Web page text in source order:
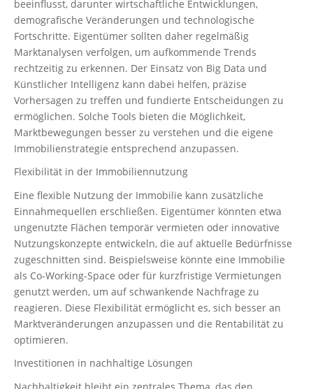
beeinflusst, darunter wirtschaftliche Entwicklungen,
demografische Veränderungen und technologische
Fortschritte. Eigentümer sollten daher regelmäßig
Marktanalysen verfolgen, um aufkommende Trends
rechtzeitig zu erkennen. Der Einsatz von Big Data und
Künstlicher Intelligenz kann dabei helfen, präzise
Vorhersagen zu treffen und fundierte Entscheidungen zu
ermöglichen. Solche Tools bieten die Möglichkeit,
Marktbewegungen besser zu verstehen und die eigene
Immobilienstrategie entsprechend anzupassen.
Flexibilität in der Immobiliennutzung
Eine flexible Nutzung der Immobilie kann zusätzliche
Einnahmequellen erschließen. Eigentümer könnten etwa
ungenutzte Flächen temporär vermieten oder innovative
Nutzungskonzepte entwickeln, die auf aktuelle Bedürfnisse
zugeschnitten sind. Beispielsweise könnte eine Immobilie
als Co-Working-Space oder für kurzfristige Vermietungen
genutzt werden, um auf schwankende Nachfrage zu
reagieren. Diese Flexibilität ermöglicht es, sich besser an
Marktveränderungen anzupassen und die Rentabilität zu
optimieren.
Investitionen in nachhaltige Lösungen
Nachhaltigkeit bleibt ein zentrales Thema, das den